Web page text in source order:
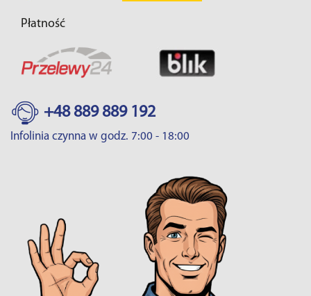
Płatność
+48 889 889 192
Infolinia czynna w godz. 7:00 - 18:00